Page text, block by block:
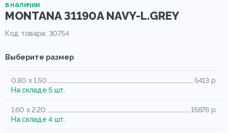
в наличии
MONTANA 31190A NAVY-L.GREY
Код товара: 30754
Выберите размер
0.80 x 1.50
5413 р.
На складе 5 шт.
1.60 x 2.20
15876 р.
На складе 4 шт.